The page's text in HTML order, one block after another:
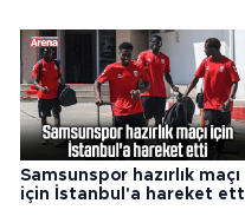
Samsunspor hazırlık maçı
için İstanbul'a hareket